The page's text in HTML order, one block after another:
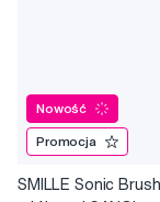
Nowość
Promocja
SMILLE Sonic